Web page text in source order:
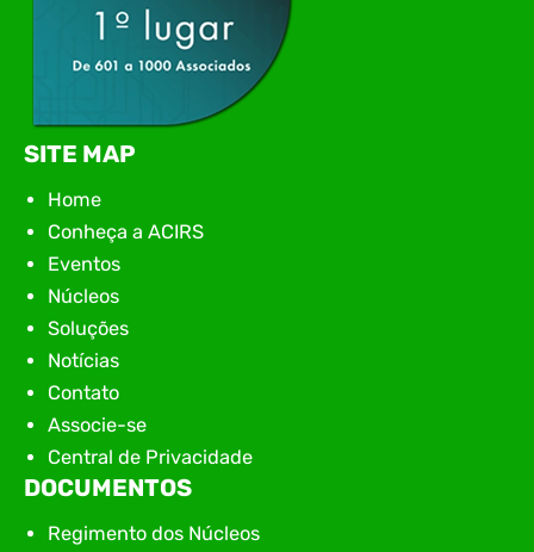
SITE MAP
Home
Conheça a ACIRS
Eventos
Núcleos
Soluções
Notícias
Contato
Associe-se
Central de Privacidade
DOCUMENTOS
Regimento dos Núcleos